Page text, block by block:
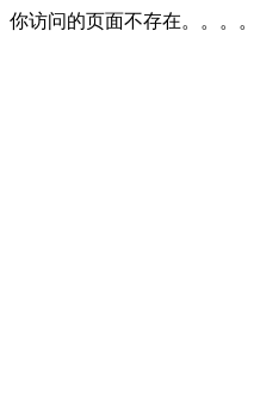
你访问的页面不存在。。。。